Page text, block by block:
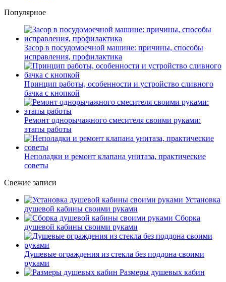
Популярное
Засор в посудомоечной машине: причины, способы
исправления, профилактика
Принцип работы, особенности и устройство сливного
бачка с кнопкой
Ремонт однорычажного смесителя своими руками:
этапы работы
Неполадки и ремонт клапана унитаза, практические
советы
Свежие записи
Установка
душевой кабины своими руками
Сборка
душевой кабины своими руками
Душевые ограждения из стекла без поддона своими
руками
Размеры душевых кабин